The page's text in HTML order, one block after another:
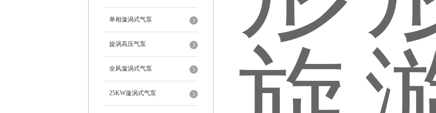
单相漩涡式气泵
旋涡高压气泵
全风漩涡式气泵
25KW漩涡式气泵